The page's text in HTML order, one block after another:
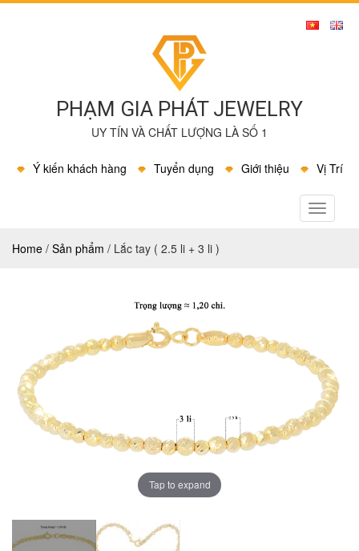
PHẠM GIA PHÁT JEWELRY
UY TÍN VÀ CHẤT LƯỢNG LÀ SỐ 1
Ý kiến khách hàng Tuyển dụng Giới thiệu Vị Trí
MENU
Home / Sản phẩm / Lắc tay ( 2.5 li + 3 li )
Tap to expand